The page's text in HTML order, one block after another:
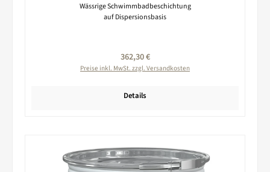
Wässrige Schwimmbadbeschichtung
auf Dispersionsbasis
Regulärer Preis:
362,30 €
Preise inkl. MwSt. zzgl. Versandkosten
Details